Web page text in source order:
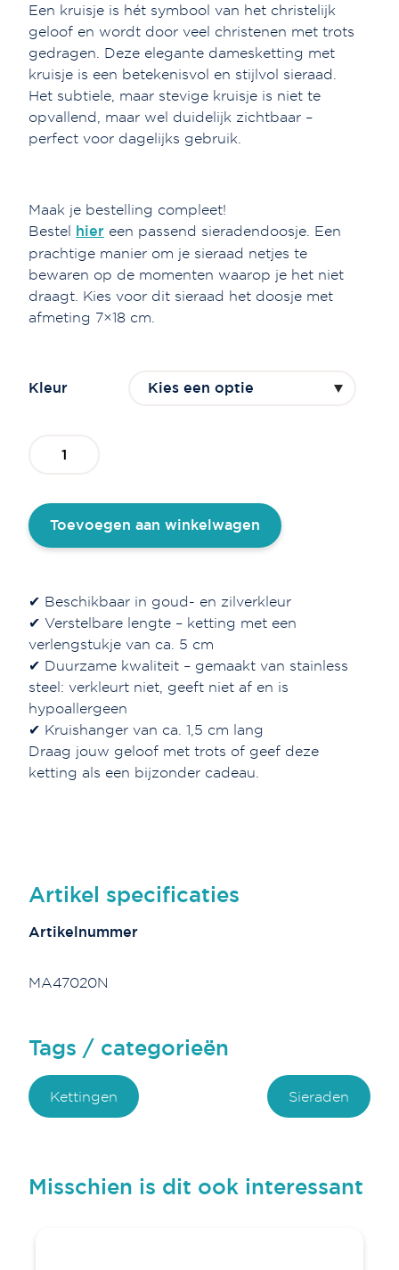
Een kruisje is hét symbool van het christelijk
geloof en wordt door veel christenen met trots
gedragen. Deze elegante damesketting met
kruisje is een betekenisvol en stijlvol sieraad.
Het subtiele, maar stevige kruisje is niet te
opvallend, maar wel duidelijk zichtbaar –
perfect voor dagelijks gebruik.
Maak je bestelling compleet!
Bestel hier een passend sieradendoosje. Een
prachtige manier om je sieraad netjes te
bewaren op de momenten waarop je het niet
draagt. Kies voor dit sieraad het doosje met
afmeting 7×18 cm.
Kleur
kruisje
cm
aantalToevoegen aan winkelwagen
✔ Beschikbaar in goud- en zilverkleur
✔ Verstelbare lengte – ketting met een
verlengstukje van ca. 5 cm
✔ Duurzame kwaliteit – gemaakt van stainless
steel: verkleurt niet, geeft niet af en is
hypoallergeen
✔ Kruishanger van ca. 1,5 cm lang
Draag jouw geloof met trots of geef deze
ketting als een bijzonder cadeau.
Artikel specificaties
Artikelnummer
MA47020N
Tags / categorieën
Kettingen Sieraden
Misschien is dit ook interessant